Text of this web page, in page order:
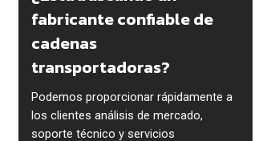
fabricante confiable de
cadenas
transportadoras?
Podemos proporcionar rápidamente a
los clientes análisis de mercado,
soporte técnico y servicios